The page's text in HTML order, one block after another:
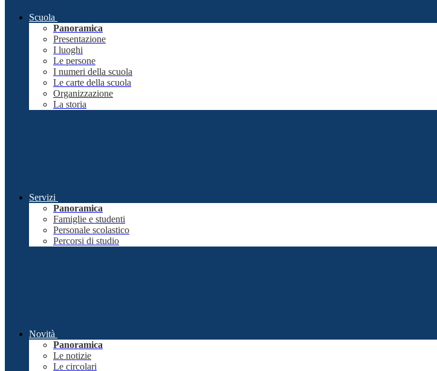
Scuola
Panoramica
Presentazione
I luoghi
Le persone
I numeri della scuola
Le carte della scuola
Organizzazione
La storia
Servizi
Panoramica
Famiglie e studenti
Personale scolastico
Percorsi di studio
Novità
Panoramica
Le notizie
Le circolari